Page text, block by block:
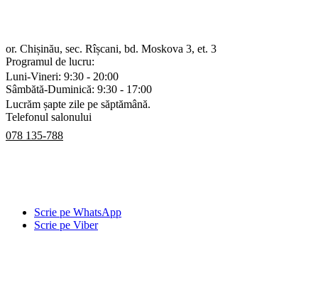
or. Chișinău, sec. Rîșcani, bd. Moskova 3, et. 3
Programul de lucru:
Luni-Vineri: 9:30 - 20:00
Sâmbătă-Duminică: 9:30 - 17:00
Lucrăm șapte zile pe săptămână.
Telefonul salonului
078 135-788
Scrie pe WhatsApp
Scrie pe Viber